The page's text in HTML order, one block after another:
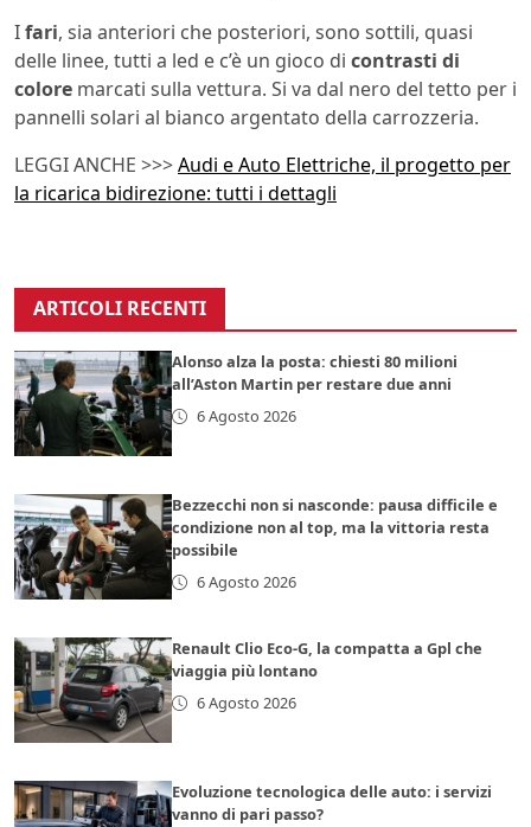
Ifari, sia anteriori che posteriori, sono sottili, quasi
delle linee, tutti a led e c’è un gioco di contrasti di
colore marcati sulla vettura. Si va dal nero del tetto per i
pannelli solari al bianco argentato della carrozzeria.
LEGGI ANCHE >>>Audi e Auto Elettriche, il progetto per
la ricarica bidirezione: tutti i dettagli
ARTICOLI RECENTI
Alonso alza la posta: chiesti 80 milioni
all’Aston Martin per restare due anni
6 Agosto 2026
Bezzecchi non si nasconde: pausa difficile e
condizione non al top, ma la vittoria resta
possibile
6 Agosto 2026
Renault Clio Eco-G, la compatta a Gpl che
viaggia più lontano
6 Agosto 2026
Evoluzione tecnologica delle auto: i servizi
vanno di pari passo?